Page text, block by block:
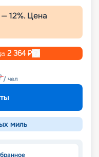
—12%. Цена
2 364 ₽
/ чел
миль